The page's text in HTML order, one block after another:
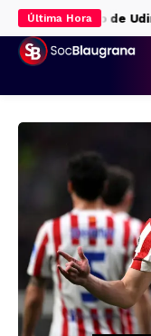
Última Hora
el Trofeo de Udine